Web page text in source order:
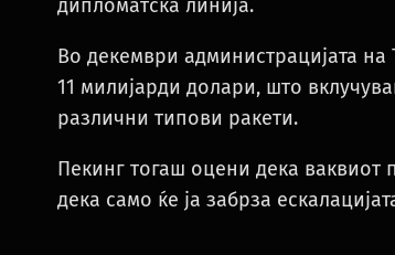
дипломатска линија.
Во декември администрацијата
11 милијарди долари, што
различни типови ракети.
Пекинг тогаш оцени дека ваквиот
дека само ќе ја забрза